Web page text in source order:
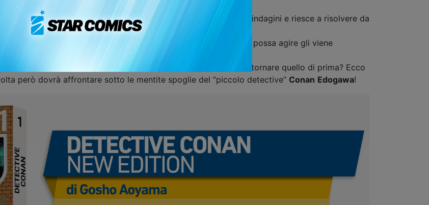
e, nonostante la giovane età, collabora con la polizia nelle indagini e riesce a risolvere da
amica d’infanzia
, nota qualcosa di sospetto, ma prima che possa agire gli viene
farmaco che… lo fa tornare bambino!
che lo hanno fatto rimpicciolire? E, soprattutto, come farà a ritornare quello di prima? Ecco
però dovrà affrontare sotto le mentite spoglie del “piccolo detective” Conan Edogawa!